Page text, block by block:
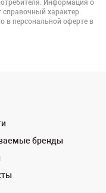
Информация о
справочный характер.
в персональной оферте в
бренды